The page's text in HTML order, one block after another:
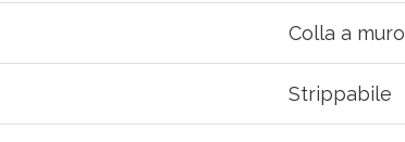
Colla a muro
Strippabile